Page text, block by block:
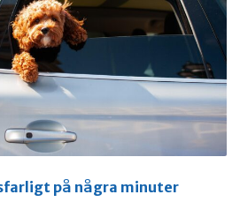
på några minuter